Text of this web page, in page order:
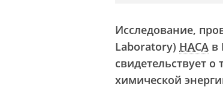
Исследование,
Laboratory) НАСА в
свидетельствует
химической